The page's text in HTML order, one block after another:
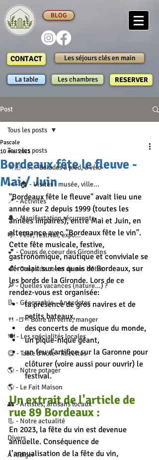
BLOG
CONTACT
La table
Les séjours clés en main
Les chambres RESERVER
Post
Tous les posts
🚶🏻 - 🚴 - Balades à pied, à vélo
👀 - 🏠 - Visites : musée, ville...
📍 - Activités
🔔 - Manifestation récurrente
🎼 - Fête, festival, expo...
💕 - Coups de coeur des Girondins
💕 - Coups de coeur de nos Hôtes
🔎 - Quelles vacances (nature...) ?
📝 - Géographie - Anecdotes
🍴 -🍺 - Boire un verre, manger
🍽 - Les spécialités locales
😋 - Table d'hôte - Recettes
🌎 - Notre potager
🌎 - Le Fait Maison
👥 - Artistes, artisans locaux
📃 - Notre actualité
Divers
A rédiger
Tous les posts
Bordeaux fête le fleuve -
Mai / Juin
Pascale
10 mai 2021
"Bordeaux fête le fleuve" avait lieu une
année sur 2 depuis 1999 (toutes les
années impaires), entre Mai et Juin, en
alternance avec "Bordeaux fête le vin".
Cette fête musicale, festive,
gastronomique, nautique et conviviale se
déroulait sur les quais de Bordeaux, sur
les bords de la Gironde. Lors de ce
rendez-vous est organisée:
la présence de gros navires et de
petits bateaux,
des concerts de musique du monde,
un pique-nique géant,
un feu d'artifice sur la Garonne pour
clôturer (voire aussi pour ouvrir) le
festival.
Un extrait de l'article de
rue 89 Bordeaux :
En 2023, la fête du vin est devenue
annuelle. Conséquence de
l’annualisation de la fête du vin,